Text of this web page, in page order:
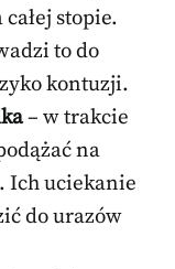
stopie.
to do
kontuzji.
– w trakcie
na
Ich uciekanie
do urazów